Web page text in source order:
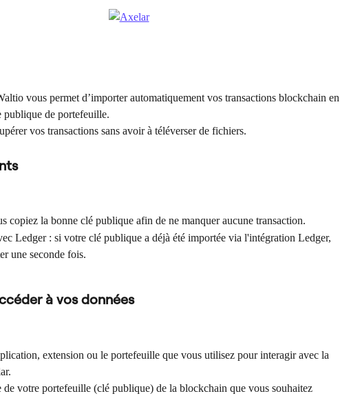
vous permet d’importer automatiquement vos transactions blockchain en
publique de portefeuille.
vos transactions sans avoir à téléverser de fichiers.
copiez la bonne clé publique afin de ne manquer aucune transaction.
Ledger : si votre clé publique a déjà été importée via l'intégration Ledger,
une seconde fois.
à vos données
extension ou le portefeuille que vous utilisez pour interagir avec la
de votre portefeuille (clé publique) de la blockchain que vous souhaitez